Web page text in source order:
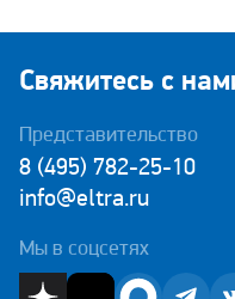
Свяжитесь с
Представительство
8 (495) 782-25-10
info@eltra.ru
Мы в соцсетях